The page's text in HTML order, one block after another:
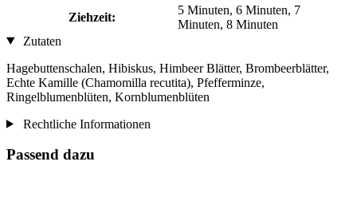
Ziehzeit:
5 Minuten, 6 Minuten, 7
Minuten, 8 Minuten
Zutaten
Hagebuttenschalen, Hibiskus, Himbeer Blätter, Brombeerblätter,
Echte Kamille (Chamomilla recutita), Pfefferminze,
Ringelblumenblüten, Kornblumenblüten
Rechtliche Informationen
Passend dazu